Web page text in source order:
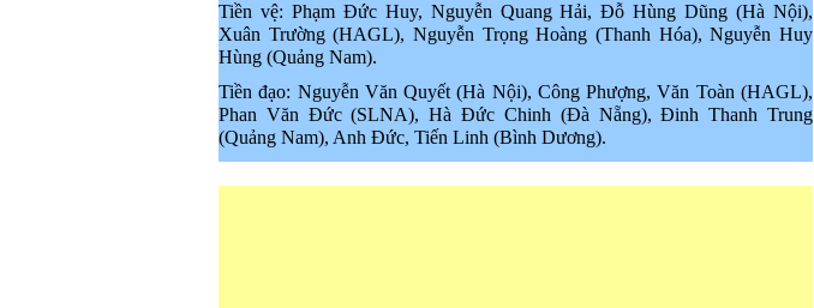
Tiền vệ: Phạm Đức Huy, Nguyễn Quang Hải, Đỗ Hùng Dũng (Hà Nội),
Xuân Trường (HAGL), Nguyễn Trọng Hoàng (Thanh Hóa), Nguyễn Huy
Hùng (Quảng Nam).
Tiền đạo: Nguyễn Văn Quyết (Hà Nội), Công Phượng, Văn Toàn (HAGL),
Phan Văn Đức (SLNA), Hà Đức Chinh (Đà Nẵng), Đinh Thanh Trung
(Quảng Nam), Anh Đức, Tiến Linh (Bình Dương).